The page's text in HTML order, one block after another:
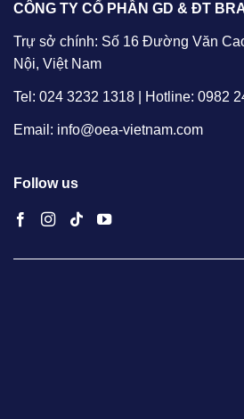
CÔNG TY CỔ PHẦN GD & ĐT
Trự sở chính: Số 16 Đường Văn
Nội, Việt Nam
Tel: 024 3232 1318 | Hotline: 0982
Email: info@oea-vietnam.com
Follow us